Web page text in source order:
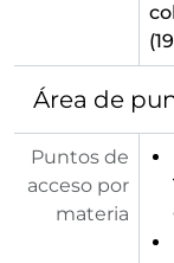
Área de
Puntos de
acceso por
materia